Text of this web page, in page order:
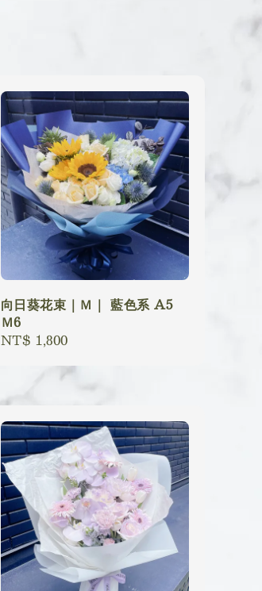
向日葵花束｜Ｍ｜ 藍色系 A5
Ｍ6
Regular
NT$ 1,800